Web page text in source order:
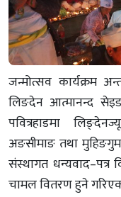
जन्मोत्सव कार्यक्रम
लिङदेन आत्मानन्द
पवित्रहाडमा
अङसीमाङ तथा
संस्थागत धन्यवाद–पत्र
चामल वितरण हुने